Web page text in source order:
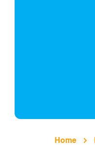
Home